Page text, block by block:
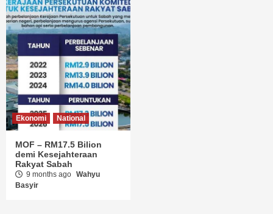
Ekonomi National
MOF – RM17.5 Bilion
demi Kesejahteraan
Rakyat Sabah
9 months ago Wahyu
Basyir